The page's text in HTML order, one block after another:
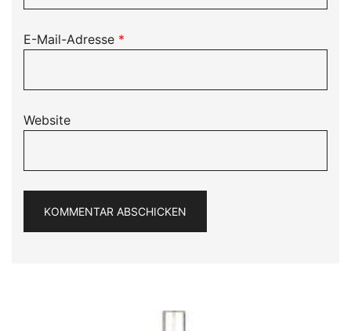
E-Mail-Adresse *
Website